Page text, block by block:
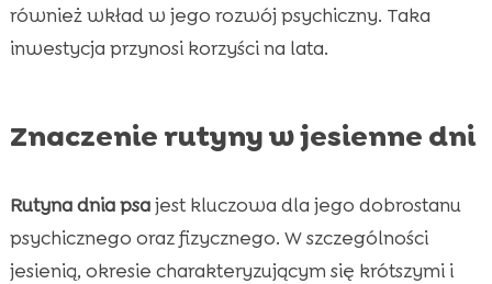
również wkład w jego rozwój psychiczny. Taka
inwestycja przynosi korzyści na lata.
Znaczenie rutyny w jesienne dni
Rutyna dnia psajest kluczowa dla jego dobrostanu
psychicznego oraz fizycznego. W szczególności
jesienią, okresie charakteryzującym się krótszymi i